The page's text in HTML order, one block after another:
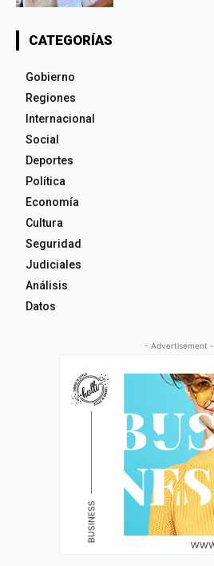
CATEGORÍAS
Gobierno
Regiones
Internacional
Social
Deportes
Política
Economía
Cultura
Seguridad
Judiciales
Análisis
Datos
- Advertisement -